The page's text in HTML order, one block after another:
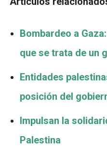
Bombardeo a
que se trata de un
Entidades
posición del
Impulsan la
Palestina